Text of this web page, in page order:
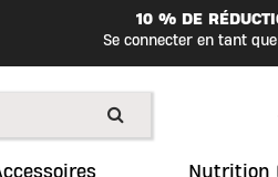
10 % DE
Se connecter en tant
Nutrition